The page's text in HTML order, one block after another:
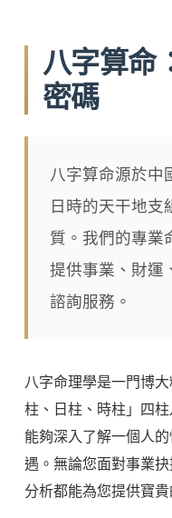
八字算命
密碼
八字算命源於中
日時的天干地支
質。我們的專業
提供事業、財運
諮詢服務。
八字命理學是一門博
柱、日柱、時柱」四
能夠深入了解一個人
遇。無論您面對事業
分析都能為您提供寶貴